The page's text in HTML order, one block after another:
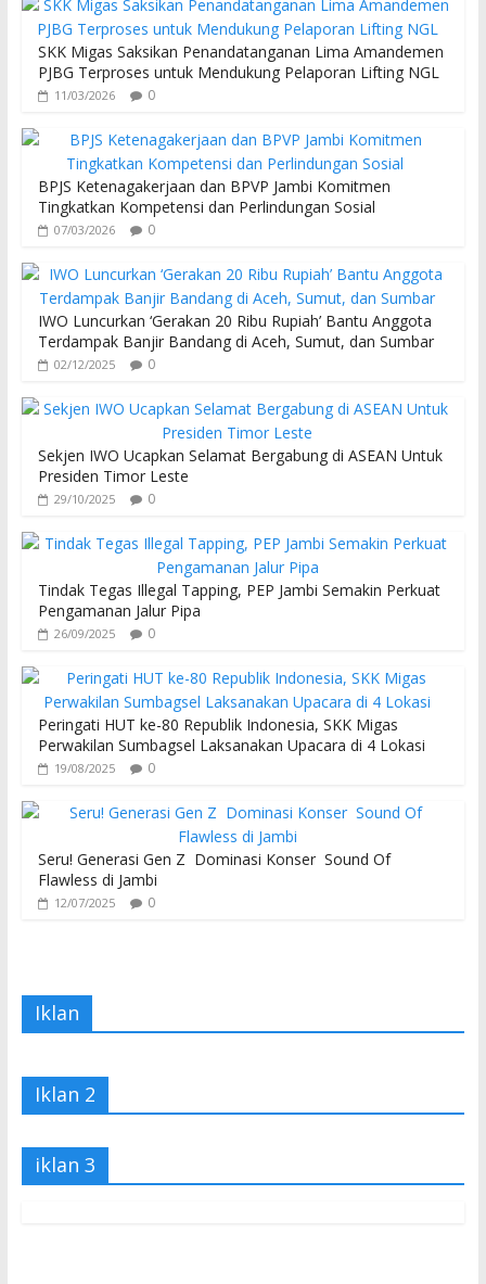
SKK Migas Saksikan Penandatanganan Lima Amandemen
PJBG Terproses untuk Mendukung Pelaporan Lifting NGL
11/03/2026 0
BPJS Ketenagakerjaan dan BPVP Jambi Komitmen
Tingkatkan Kompetensi dan Perlindungan Sosial
07/03/2026 0
IWO Luncurkan ‘Gerakan 20 Ribu Rupiah’ Bantu Anggota
Terdampak Banjir Bandang di Aceh, Sumut, dan Sumbar
02/12/2025 0
Sekjen IWO Ucapkan Selamat Bergabung di ASEAN Untuk
Presiden Timor Leste
29/10/2025 0
Tindak Tegas Illegal Tapping, PEP Jambi Semakin Perkuat
Pengamanan Jalur Pipa
26/09/2025 0
Peringati HUT ke-80 Republik Indonesia, SKK Migas
Perwakilan Sumbagsel Laksanakan Upacara di 4 Lokasi
19/08/2025 0
Seru! Generasi Gen Z Dominasi Konser Sound Of
Flawless di Jambi
12/07/2025 0
Iklan
Iklan 2
iklan 3